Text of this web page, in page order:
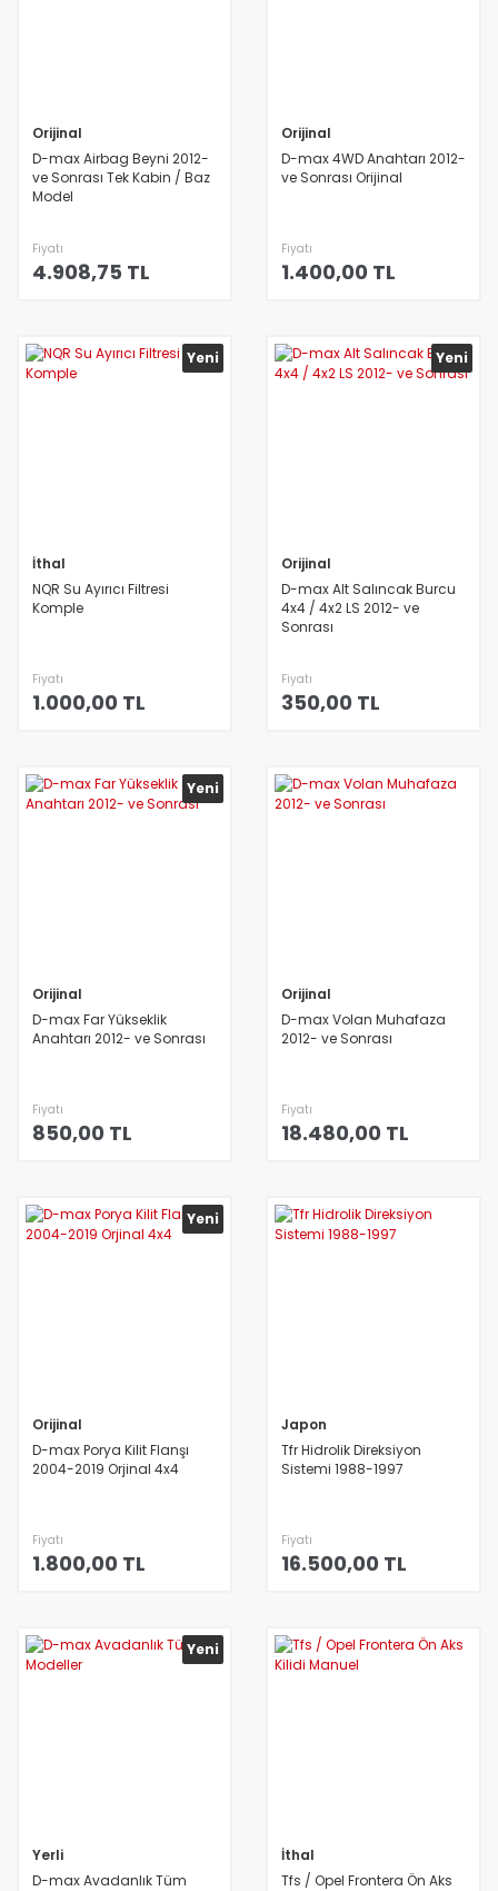
Orijinal
D-max Airbag Beyni 2012-
ve Sonrası Tek Kabin / Baz
Model
Fiyatı
4.908,75 TL
Orijinal
D-max 4WD Anahtarı 2012-
ve Sonrası Orijinal
Fiyatı
1.400,00 TL
Yeni
İthal
NQR Su Ayırıcı Filtresi
Komple
Fiyatı
1.000,00 TL
Yeni
Orijinal
D-max Alt Salıncak Burcu
4x4 / 4x2 LS 2012- ve
Sonrası
Fiyatı
350,00 TL
Yeni
Orijinal
D-max Far Yükseklik
Anahtarı 2012- ve Sonrası
Fiyatı
850,00 TL
Orijinal
D-max Volan Muhafaza
2012- ve Sonrası
Fiyatı
18.480,00 TL
Yeni
Orijinal
D-max Porya Kilit Flanşı
2004-2019 Orjinal 4x4
Fiyatı
1.800,00 TL
Japon
Tfr Hidrolik Direksiyon
Sistemi 1988-1997
Fiyatı
16.500,00 TL
Yeni
Yerli
D-max Avadanlık Tüm
İthal
Tfs / Opel Frontera Ön Aks